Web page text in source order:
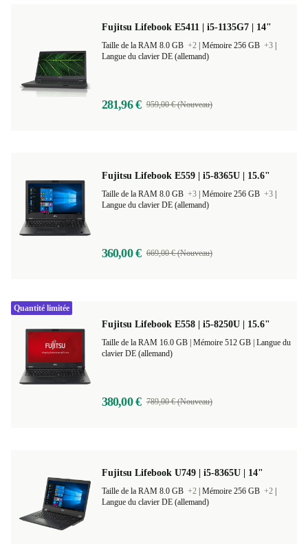
Fujitsu Lifebook E5411 | i5-1135G7 | 14"
Taille de la RAM 8.0 GB +2 Mémoire 256 GB +3
Langue du clavier DE (allemand)
281,96 € 959,00 € (Nouveau)
Fujitsu Lifebook E559 | i5-8365U | 15.6"
Taille de la RAM 8.0 GB +3 Mémoire 256 GB +3
Langue du clavier DE (allemand)
360,00 € 669,00 € (Nouveau)
Fujitsu Lifebook E558 | i5-8250U | 15.6"
Langue du
clavier DE (allemand)
380,00 € 789,00 € (Nouveau)
Quantité limitée
Fujitsu Lifebook U749 | i5-8365U | 14"
Taille de la RAM 8.0 GB +2 Mémoire 256 GB +2
Langue du clavier DE (allemand)